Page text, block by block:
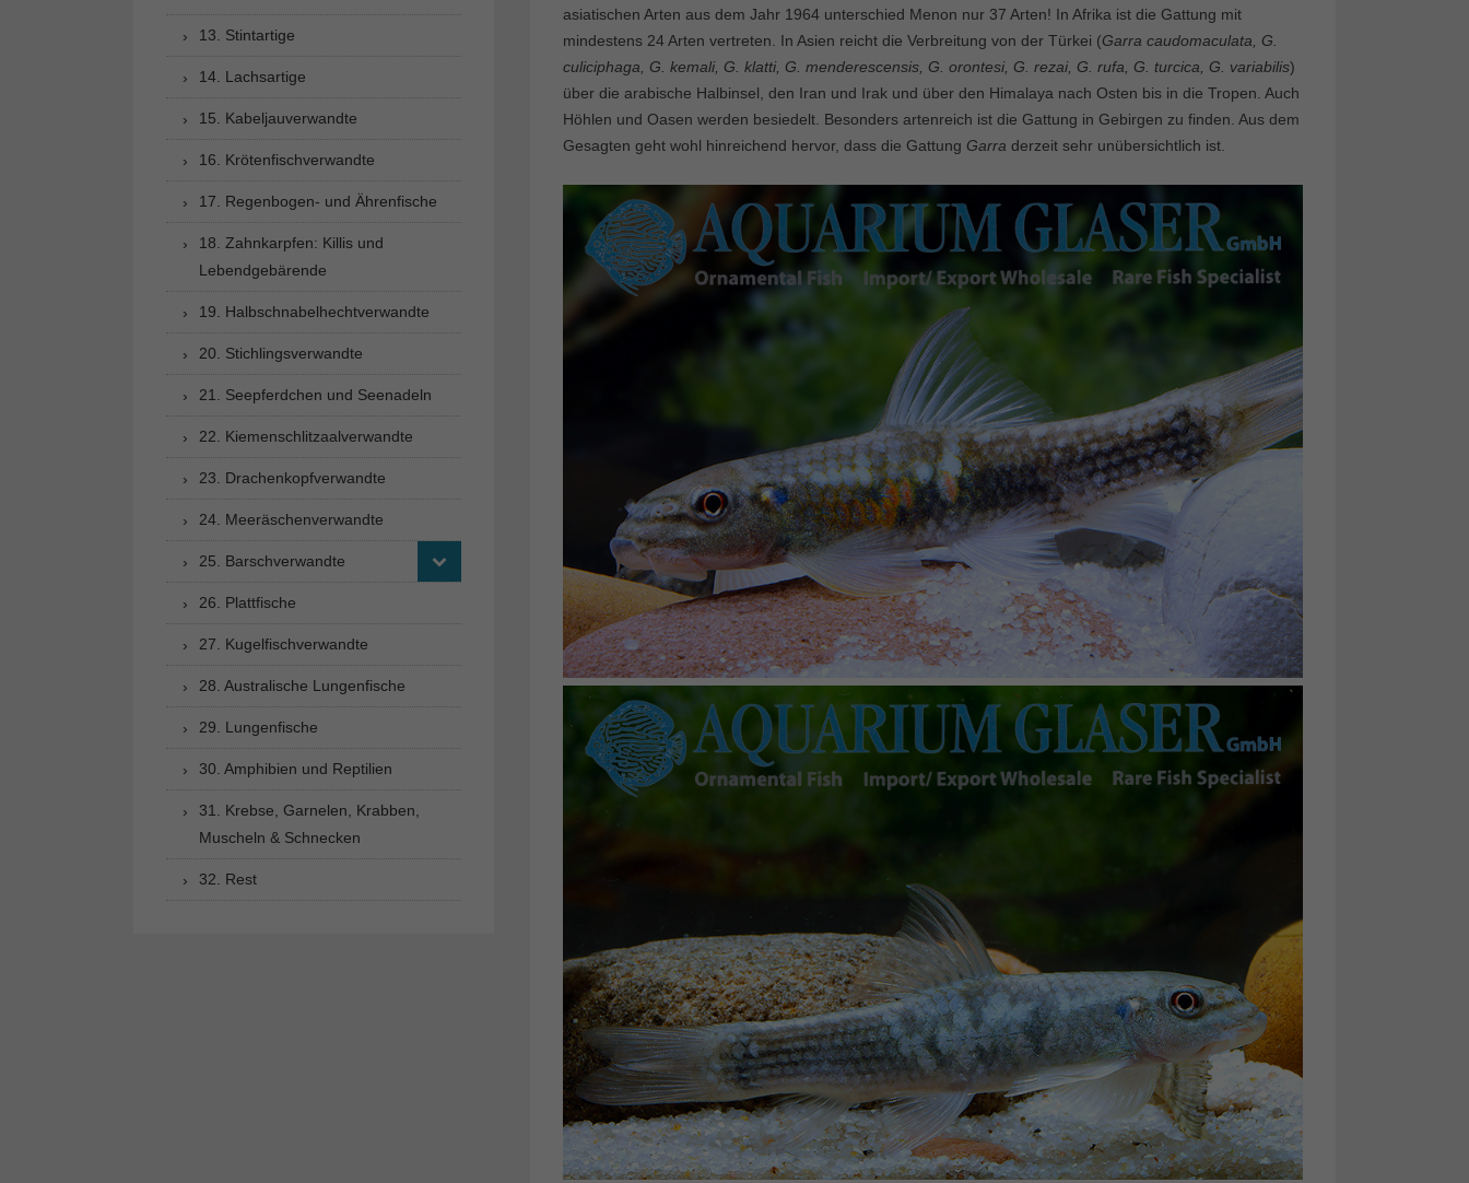
asiatischen Arten aus dem Jahr 1964 unterschied Menon nur 37 Arten! In Afrika ist die Gattung mit
mindestens 24 Arten vertreten. In Asien reicht die Verbreitung von der Türkei (Garra caudomaculata, G.
culiciphaga, G. kemali, G. klatti, G. menderescensis, G. orontesi, G. rezai, G. rufa, G. turcica, G. variabilis)
über die arabische Halbinsel, den Iran und Irak und über den Himalaya nach Osten bis in die Tropen. Auch
Höhlen und Oasen werden besiedelt. Besonders artenreich ist die Gattung in Gebirgen zu finden. Aus dem
Gesagten geht wohl hinreichend hervor, dass die Gattung Garra derzeit sehr unübersichtlich ist.
13. Stintartige
14. Lachsartige
15. Kabeljauverwandte
16. Krötenfischverwandte
17. Regenbogen- und Ährenfische
18. Zahnkarpfen: Killis und
Lebendgebärende
19. Halbschnabelhechtverwandte
20. Stichlingsverwandte
21. Seepferdchen und Seenadeln
22. Kiemenschlitzaalverwandte
23. Drachenkopfverwandte
24. Meeräschenverwandte
25. Barschverwandte
26. Plattfische
27. Kugelfischverwandte
28. Australische Lungenfische
29. Lungenfische
30. Amphibien und Reptilien
31. Krebse, Garnelen, Krabben,
Muscheln & Schnecken
32. Rest